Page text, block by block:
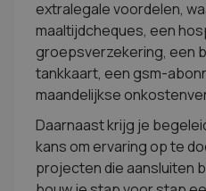
extralegale voordelen,
maaltijdcheques, een
groepsverzekering, een
tankkaart, een gsm-
maandelijkse
Daarnaast krijg je
kans om ervaring op te
projecten die aansluiten